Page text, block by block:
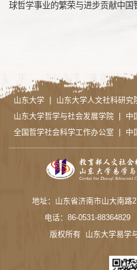
球哲学事业的繁荣与进步贡献中国
山东大学 | 山东大学人文社科研究
山东大学哲学与社会发展学院 | 中
全国哲学社会科学工作办公室 | 中
地址：山东省济南市山大南路
电话：86-0531-88364829
版权所有 山东大学易学